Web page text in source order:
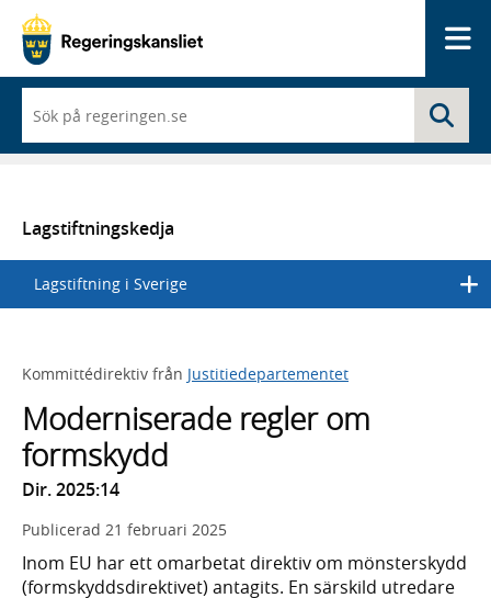
du
börjar
skriva
en
lista
med
sökförslag
Lagstiftningskedja
Lagstiftning i Sverige
Kommittédirektiv från Justitiedepartementet
Moderniserade regler om
formskydd
Dir. 2025:14
Publicerad 21 februari 2025
Inom EU har ett omarbetat direktiv om mönsterskydd
(formskyddsdirektivet) antagits. En särskild utredare